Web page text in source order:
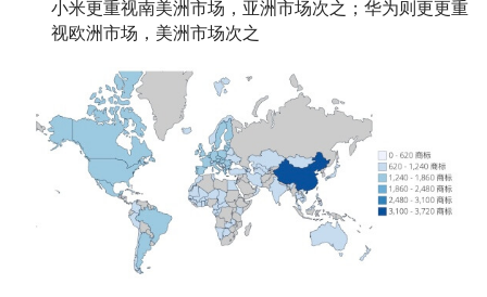
小米更重视南美洲市场，亚洲市场次之；华为则更更重
视欧洲市场，美洲市场次之